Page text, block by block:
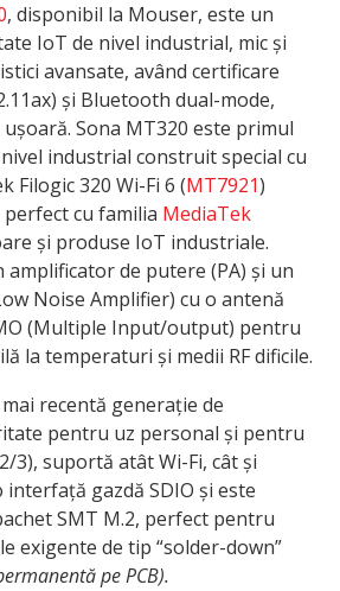
, disponibil la Mouser, este un
IoT de nivel industrial, mic și
avansate, având certificare
și Bluetooth dual-mode,
Sona MT320 este primul
industrial construit special cu
Filogic 320 Wi-Fi 6 (MT7921)
cu familia MediaTek
și produse IoT industriale.
amplificator de putere (PA) și un
Noise Amplifier) cu o antenă
(Multiple Input/output) pentru
la temperaturi și medii RF dificile.
recentă generație de
pentru uz personal și pentru
3), suportă atât Wi-Fi, cât și
gazdă SDIO și este
SMT M.2, perfect pentru
exigente de tip “solder-down”
pe PCB).